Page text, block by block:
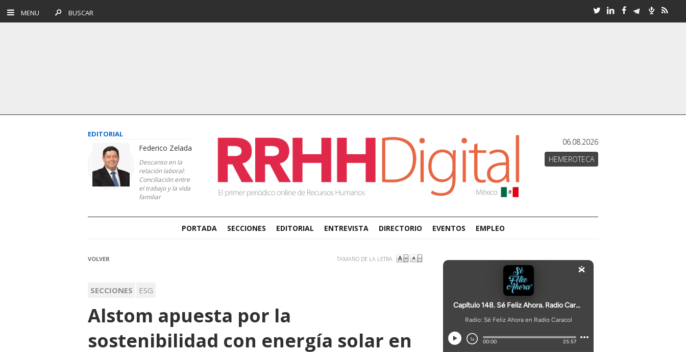
MENU BUSCAR
EDITORIAL
Federico Zelada
Descanso en la
relación laboral:
Conciliación entre
el trabajo y la vida
familiar
06.08.2026
HEMEROTECA
PORTADA SECCIONES EDITORIAL ENTREVISTA DIRECTORIO EVENTOS EMPLEO
VOLVER TAMAÑO DE LA LETRA
SECCIONES ESG
Alstom apuesta por la
sostenibilidad con energía solar en